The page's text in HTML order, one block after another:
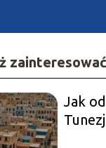
zainteresować
Jak